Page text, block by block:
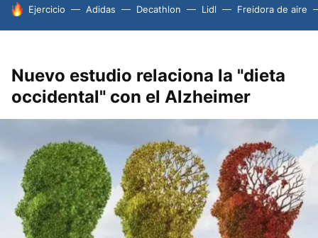
HOY SE HABLA DE
Ejercicio Adidas Decathlon Lidl Freidora de aire
Nuevo estudio relaciona la "dieta
occidental" con el Alzheimer